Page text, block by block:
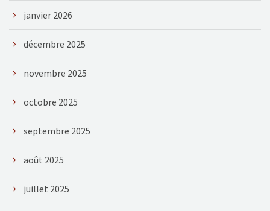
janvier 2026
décembre 2025
novembre 2025
octobre 2025
septembre 2025
août 2025
juillet 2025